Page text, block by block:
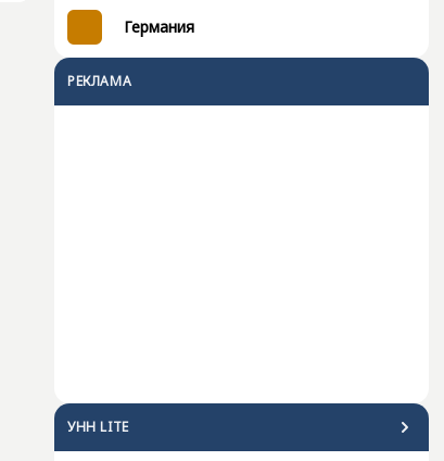
Германия
РЕКЛАМА
УНН LITE